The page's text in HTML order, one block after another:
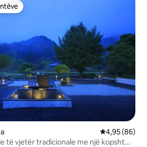
të klientëve
Vlerësimi
4,95 (86)
të vjetër tradicionale me një kopsht